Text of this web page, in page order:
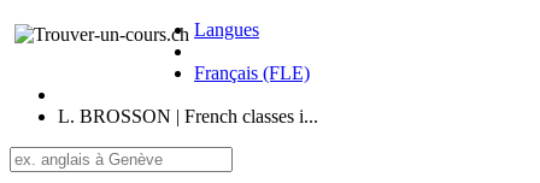
Langues
Français (FLE)
L. BROSSON | French classes i...